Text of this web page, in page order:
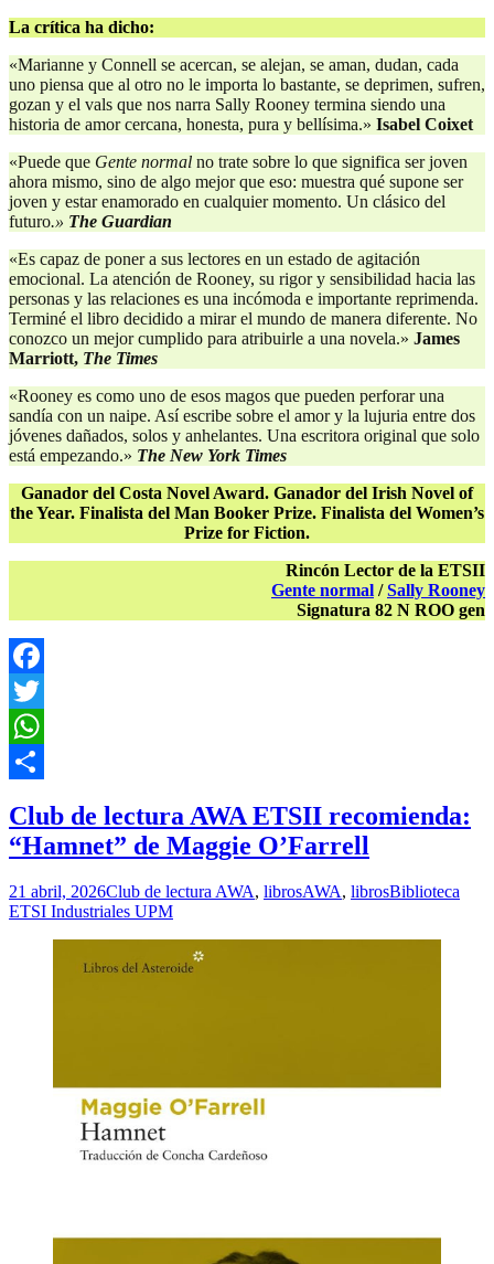
La crítica ha dicho:
«Marianne y Connell se acercan, se alejan, se aman, dudan, cada
uno piensa que al otro no le importa lo bastante, se deprimen, sufren,
gozan y el vals que nos narra Sally Rooney termina siendo una
historia de amor cercana, honesta, pura y bellísima.» Isabel Coixet
«Puede que Gente normal no trate sobre lo que significa ser joven
ahora mismo, sino de algo mejor que eso: muestra qué supone ser
joven y estar enamorado en cualquier momento. Un clásico del
futuro.» The Guardian
«Es capaz de poner a sus lectores en un estado de agitación
emocional. La atención de Rooney, su rigor y sensibilidad hacia las
personas y las relaciones es una incómoda e importante reprimenda.
Terminé el libro decidido a mirar el mundo de manera diferente. No
conozco un mejor cumplido para atribuirle a una novela.» James
Marriott, The Times
«Rooney es como uno de esos magos que pueden perforar una
sandía con un naipe. Así escribe sobre el amor y la lujuria entre dos
jóvenes dañados, solos y anhelantes. Una escritora original que solo
está empezando.» The New York Times
Ganador del Costa Novel Award. Ganador del Irish Novel of
the Year. Finalista del Man Booker Prize. Finalista del Women’s
Prize for Fiction.
Rincón Lector de la ETSII
Gente normal /Sally Rooney
Signatura 82 N ROO gen
Facebook
Twitter
WhatsApp
Club de lectura AWA ETSII recomienda:
“Hamnet” de Maggie O’Farrell
21 abril, 2026Club de lectura AWA, librosAWA, librosBiblioteca
ETSI Industriales UPM